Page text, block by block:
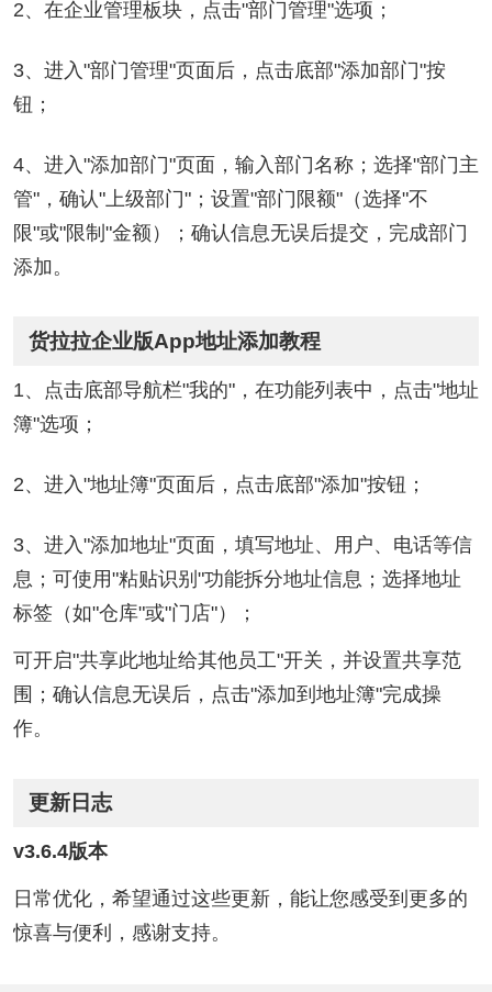
2、在企业管理板块，点击"部门管理"选项；
3、进入"部门管理"页面后，点击底部"添加部门"按
钮；
4、进入"添加部门"页面，输入部门名称；选择"部门主
管"，确认"上级部门"；设置"部门限额"（选择"不
限"或"限制"金额）；确认信息无误后提交，完成部门
添加。
货拉拉企业版App地址添加教程
1、点击底部导航栏"我的"，在功能列表中，点击"地址
簿"选项；
2、进入"地址簿"页面后，点击底部"添加"按钮；
3、进入"添加地址"页面，填写地址、用户、电话等信
息；可使用"粘贴识别"功能拆分地址信息；选择地址
标签（如"仓库"或"门店"）；
可开启"共享此地址给其他员工"开关，并设置共享范
围；确认信息无误后，点击"添加到地址簿"完成操
作。
更新日志
v3.6.4版本
日常优化，希望通过这些更新，能让您感受到更多的
惊喜与便利，感谢支持。